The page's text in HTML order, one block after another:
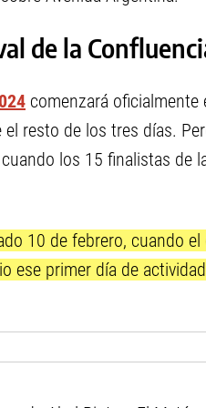
de la
comenzará oficialmente
resto de los tres días.
los 15 finalistas de
10 de febrero, cuando
ese primer día de